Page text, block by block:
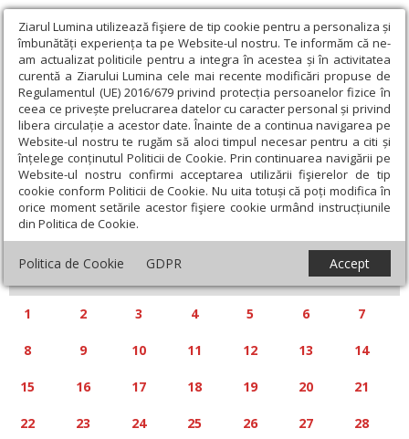
Ziarul Lumina utilizează fişiere de tip cookie pentru a personaliza și
îmbunătăți experiența ta pe Website-ul nostru. Te informăm că ne-
am actualizat politicile pentru a integra în acestea și în activitatea
curentă a Ziarului Lumina cele mai recente modificări propuse de
Regulamentul (UE) 2016/679 privind protecția persoanelor fizice în
ceea ce privește prelucrarea datelor cu caracter personal și privind
libera circulație a acestor date. Înainte de a continua navigarea pe
Website-ul nostru te rugăm să aloci timpul necesar pentru a citi și
înțelege conținutul Politicii de Cookie. Prin continuarea navigării pe
Website-ul nostru confirmi acceptarea utilizării fişierelor de tip
cookie conform Politicii de Cookie. Nu uita totuși că poți modifica în
orice moment setările acestor fişiere cookie urmând instrucțiunile
din Politica de Cookie.
Politica de Cookie GDPR Accept
Calendar articole
« »
IULIE 2024
S D
1 2 3 4 5 6 7
8 9 10 11 12 13 14
15 16 17 18 19 20 21
22 23 24 25 26 27 28